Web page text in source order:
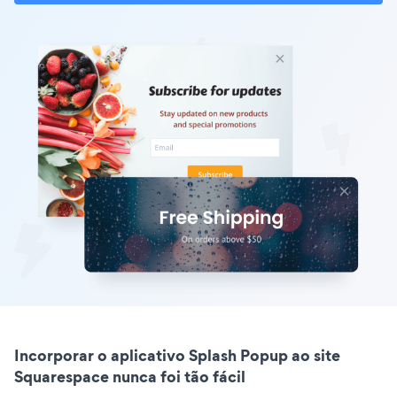
Incorporar o aplicativo Splash Popup ao site
Squarespace nunca foi tão fácil